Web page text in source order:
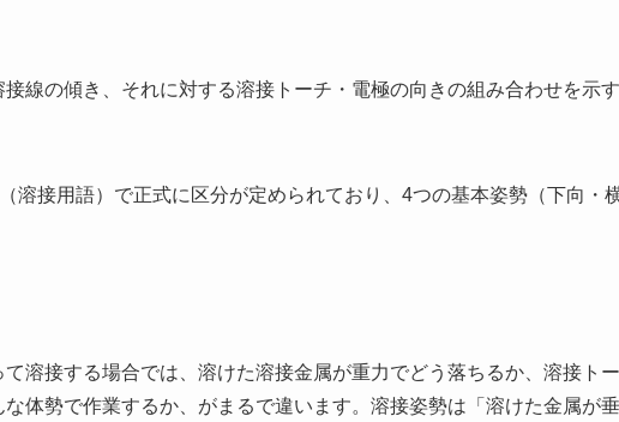
線の傾き、それに対する溶接トーチ・電極の向きの組み合わせを示す
溶接用語）で正式に区分が定められており、4つの基本姿勢（下向・
溶接する場合では、溶けた溶接金属が重力でどう落ちるか、溶接トー
体勢で作業するか、がまるで違います。溶接姿勢は「溶けた金属が垂